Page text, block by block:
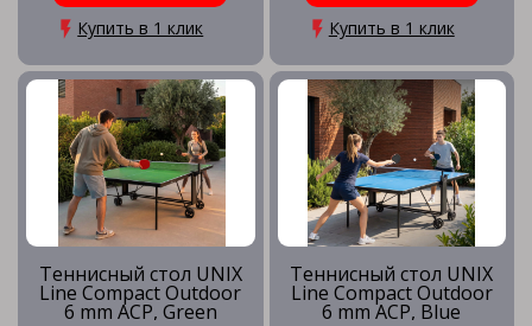
Купить в 1 клик Купить в 1 клик
Теннисный стол UNIX
Line Compact Outdoor
6 mm ACP, Green
Теннисный стол UNIX
Line Compact Outdoor
6 mm ACP, Blue